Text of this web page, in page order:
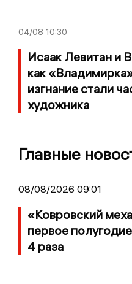
04/08 10:30
Исаак Левитан и
как
изгнание стали
художника
Главные
08/08/2026 09:01
«Ковровский
первое
4 раза